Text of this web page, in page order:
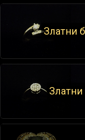
Златни
Златни